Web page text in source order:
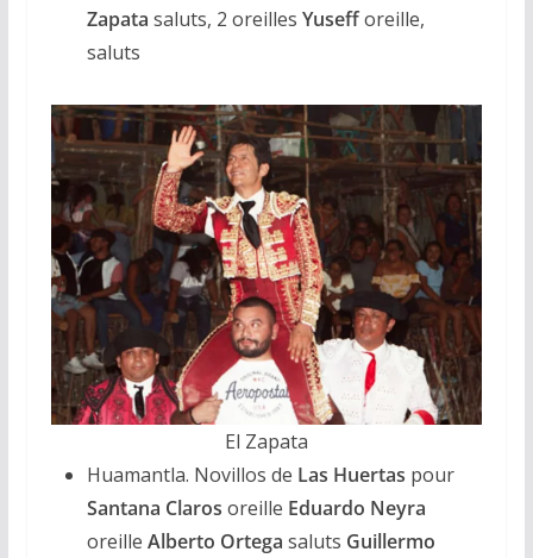
Zapata saluts, 2 oreilles Yusefforeille,
saluts
El Zapata
Huamantla. Novillos de Las Huertas pour
Santana Claros oreille Eduardo Neyra
oreille Alberto Ortega saluts Guillermo